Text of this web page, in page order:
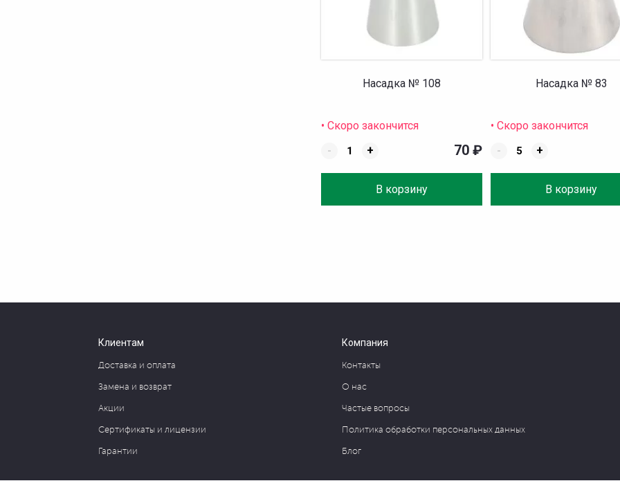
Насадка № 108
• Скоро закончится
-
+
В корзину
70₽
Насадка № 83
• Скоро закончится
-
+
В корзину
Клиентам
Доставка и оплата
Замена и возврат
Акции
Сертификаты и лицензии
Гарантии
Компания
Контакты
О нас
Частые вопросы
Политика обработки персональных данных
Блог